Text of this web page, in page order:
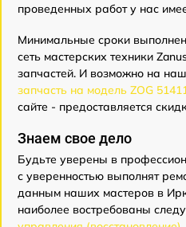
проведенных работ у нас
Минимальные сроки
сеть мастерских техники
запчастей. И возможно на
запчасть на модель ZOG
сайте - предоставляется
Знаем свое дело
Будьте уверены в
с уверенностью выполнят
данным наших мастеров в
наиболее востребованы